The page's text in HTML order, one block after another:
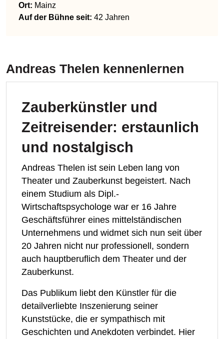
Ort: Mainz
Auf der Bühne seit: 42 Jahren
Andreas Thelen kennenlernen
Zauberkünstler und
Zeitreisender: erstaunlich
und nostalgisch
Andreas Thelen ist sein Leben lang von
Theater und Zauberkunst begeistert. Nach
einem Studium als Dipl.-
Wirtschaftspsychologe war er 16 Jahre
Geschäftsführer eines mittelständischen
Unternehmens und widmet sich nun seit über
20 Jahren nicht nur professionell, sondern
auch hauptberuflich dem Theater und der
Zauberkunst.
Das Publikum liebt den Künstler für die
detailverliebte Inszenierung seiner
Kunststücke, die er sympathisch mit
Geschichten und Anekdoten verbindet. Hier